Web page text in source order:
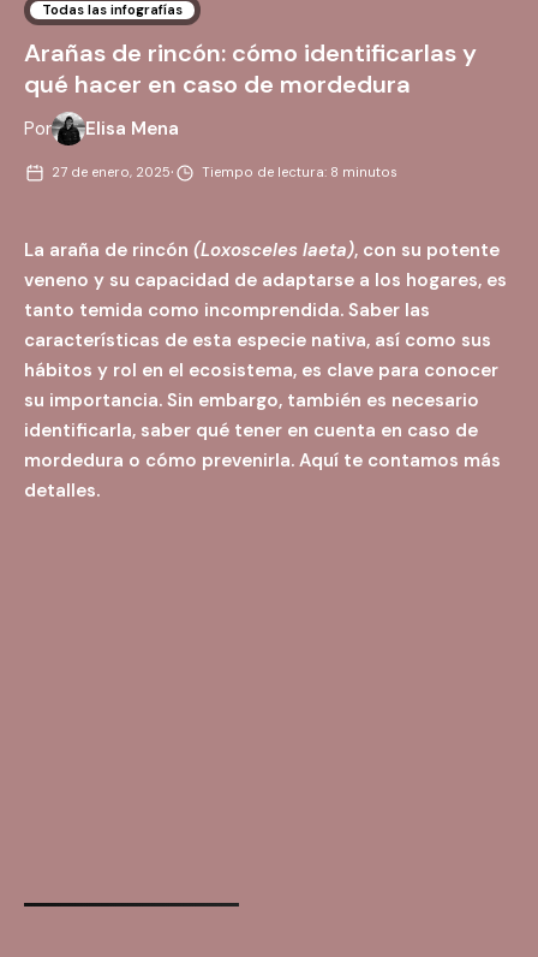
Todas las infografías
Arañas de rincón: cómo identificarlas y
qué hacer en caso de mordedura
Por Elisa Mena
27 de enero, 2025· Tiempo de lectura: 8 minutos
La araña de rincón (Loxosceles laeta), con su potente
veneno y su capacidad de adaptarse a los hogares, es
tanto temida como incomprendida. Saber las
características de esta especie nativa, así como sus
hábitos y rol en el ecosistema, es clave para conocer
su importancia. Sin embargo, también es necesario
identificarla, saber qué tener en cuenta en caso de
mordedura o cómo prevenirla. Aquí te contamos más
detalles.